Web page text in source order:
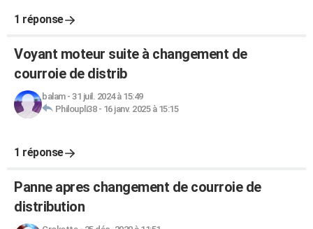
1 réponse
Voyant moteur suite à changement de
courroie de distrib
balam- 31 juil. 2024 à 15:49
Philoupli38- 16 janv. 2025 à 15:15
1 réponse
Panne apres changement de courroie de
distribution